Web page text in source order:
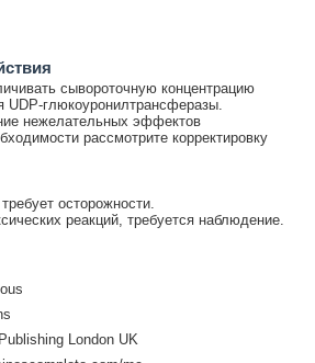
сывороточную концентрацию
UDP-глюкоуронилтрансферазы.
нежелательных эффектов
рассмотрите корректировку
осторожности.
реакций, требуется наблюдение.
London UK